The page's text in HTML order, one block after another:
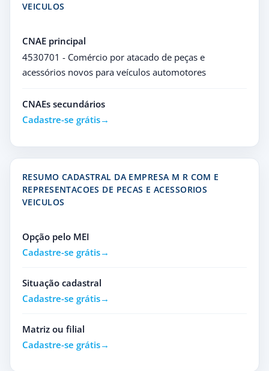
VEICULOS
CNAE principal
4530701 - Comércio por atacado de peças e
acessórios novos para veículos automotores
CNAEs secundários
Cadastre-se grátis
RESUMO CADASTRAL DA EMPRESA M R COM E
REPRESENTACOES DE PECAS E ACESSORIOS
VEICULOS
Opção pelo MEI
Cadastre-se grátis
Situação cadastral
Cadastre-se grátis
Matriz ou filial
Cadastre-se grátis